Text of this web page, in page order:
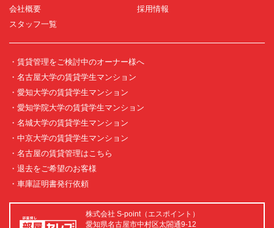
会社概要
採用情報
スタッフ一覧
・賃貸管理をご検討中のオーナー様へ
・名古屋大学の賃貸学生マンション
・愛知大学の賃貸学生マンション
・愛知学院大学の賃貸学生マンション
・名城大学の賃貸学生マンション
・中京大学の賃貸学生マンション
・名古屋の賃貸管理はこちら
・退去をご希望のお客様
・車庫証明書発行依頼
株式会社 S-point（エスポイント）
愛知県名古屋市中村区太閤通9-12